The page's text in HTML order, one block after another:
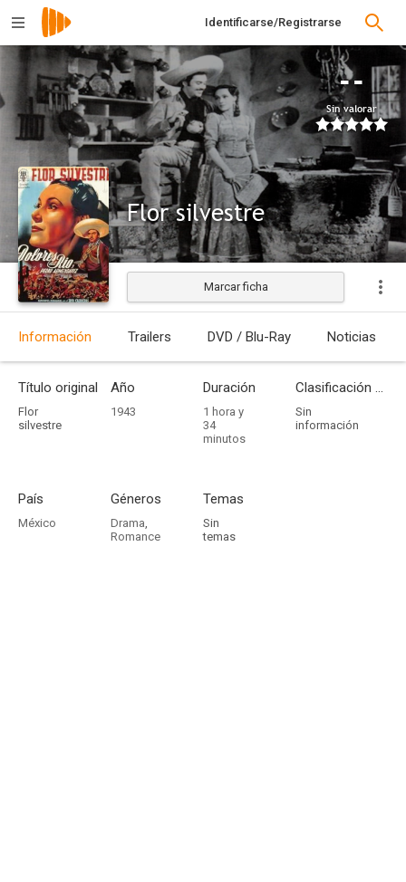
Identificarse/Registrarse
--
Sin valorar
Flor silvestre
Estrenada
Marcar ficha
Información Trailers DVD / Blu-Ray Noticias
Título original
Flor
silvestre
Año
1943
Duración
1 hora y
34
minutos
Clasificación por edades
Sin
información
País
México
Géneros
Drama,
Romance
Temas
Sin
temas